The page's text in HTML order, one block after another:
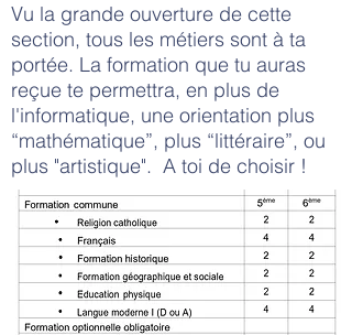
Vu la grande ouverture de cette
section, tous les métiers sont à ta
portée. La formation que tu auras
reçue te permettra, en plus de
l'informatique, une orientation plus
“mathématique”, plus “littéraire”, ou
plus "artistique". A toi de choisir !